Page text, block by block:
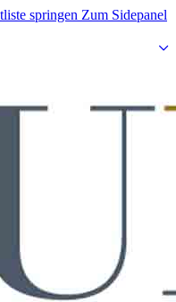
springen Zum Sidepanel